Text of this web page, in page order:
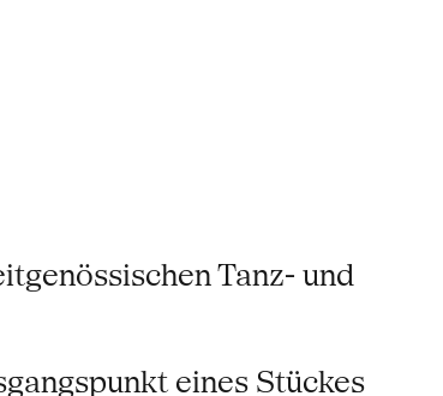
Tanz- und
eines Stückes